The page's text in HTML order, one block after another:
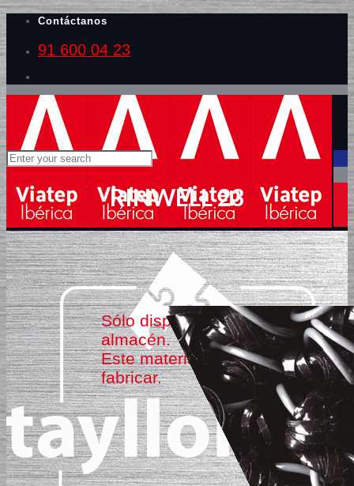
Contáctanos
91 600 04 23
RINWELL 23
Sólo disponible stock de
almacén.
Este material se ha dejado de
fabricar.